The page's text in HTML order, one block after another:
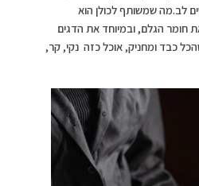
לב.מה שמשותף לכולן הוא
חומר הגלם, ובמיוחד את הדגים
כבד ומחניק, אוכל כזה נקי, קר,